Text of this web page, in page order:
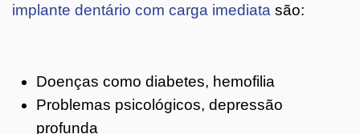
implante dentário com carga imediata são:
Doenças como diabetes, hemofilia
Problemas psicológicos, depressão
profunda